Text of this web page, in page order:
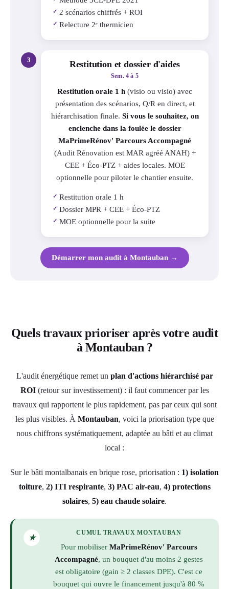
✓ 2 scénarios chiffrés + ROI
✓ Relecture 2ᵉ thermicien
3 Restitution et dossier d'aides
Sem. 4 à 5
Restitution orale 1 h (visio ou visio) avec
présentation des scénarios, Q/R en direct, et
hiérarchisation finale. Si vous le souhaitez, on
enclenche dans la foulée le dossier
MaPrimeRénov' Parcours Accompagné
(Audit Rénovation est MAR agréé ANAH) +
CEE + Éco-PTZ + aides locales. MOE
optionnelle pour piloter le chantier ensuite.
✓ Restitution orale 1 h
✓ Dossier MPR + CEE + Éco-PTZ
✓ MOE optionnelle pour la suite
Démarrer mon audit à Montauban →
Quels travaux prioriser après votre audit
à Montauban ?
L'audit énergétique remet un plan d'actions hiérarchisé par
ROI(retour sur investissement) : il faut commencer par les
travaux qui rapportent le plus rapidement, pas par ceux qui sont
les plus visibles. À Montauban, voici la priorisation type que
nous chiffrons systématiquement, adaptée au bâti et au climat
local :
Sur le bâti montalbanais en brique rose, priorisation : 1) isolation
toiture, 2) ITI respirante, 3) PAC air-eau, 4) protections
solaires, 5) eau chaude solaire.
★
CUMUL TRAVAUX MONTAUBAN
Pour mobiliser MaPrimeRénov' Parcours
Accompagné, un bouquet d'au moins 2 gestes
est obligatoire (gain ≥ 2 classes DPE). C'est ce
bouquet qui ouvre le financement jusqu'à 80 %